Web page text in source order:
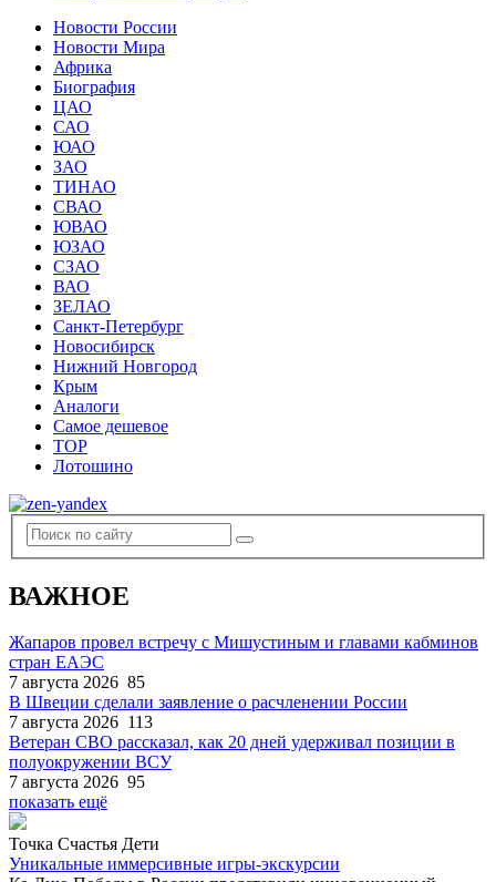
Новости России
Новости Мира
Африка
Биография
ЦАО
САО
ЮАО
ЗАО
ТИНАО
СВАО
ЮВАО
ЮЗАО
СЗАО
ВАО
ЗЕЛАО
Санкт-Петербург
Новосибирск
Нижний Новгород
Крым
Аналоги
Самое дешевое
TOP
Лотошино
ВАЖНОЕ
Жапаров провел встречу с Мишустиным и главами кабминов
стран ЕАЭС
7 августа 2026 85
В Швеции сделали заявление о расчленении России
7 августа 2026 113
Ветеран СВО рассказал, как 20 дней удерживал позиции в
полуокружении ВСУ
7 августа 2026 95
показать ещё
Точка Счастья Дети
Уникальные иммерсивные игры-экскурсии